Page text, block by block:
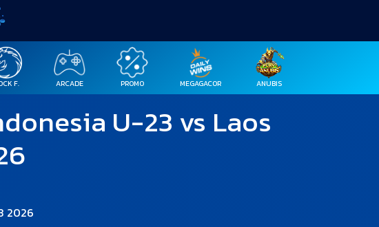
F. ARCADE PROMO MEGAGACOR ANUBIS
U-23 vs Laos
2026